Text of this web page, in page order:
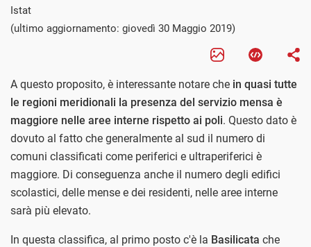
Istat
(ultimo aggiornamento: giovedì 30 Maggio 2019)
A questo proposito, è interessante notare che in quasi tutte
le regioni meridionali la presenza del servizio mensa è
maggiore nelle aree interne rispetto ai poli. Questo dato è
dovuto al fatto che generalmente al sud il numero di
comuni classificati come periferici e ultraperiferici è
maggiore. Di conseguenza anche il numero degli edifici
scolastici, delle mense e dei residenti, nelle aree interne
sarà più elevato.
In questa classifica, al primo posto c'è la Basilicata che